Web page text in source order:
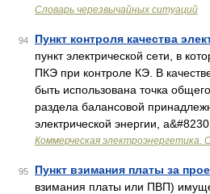
Словарь черезвычайных ситуаций
94 Пункт контроля качества
пункт электрической сети, в
ПКЭ при контроле КЭ. В
быть использована точка
раздела балансовой
электрической энергии,
Коммерческая электроэнергетика.
95 Пункт взимания платы за
взимания платы или ПВП)